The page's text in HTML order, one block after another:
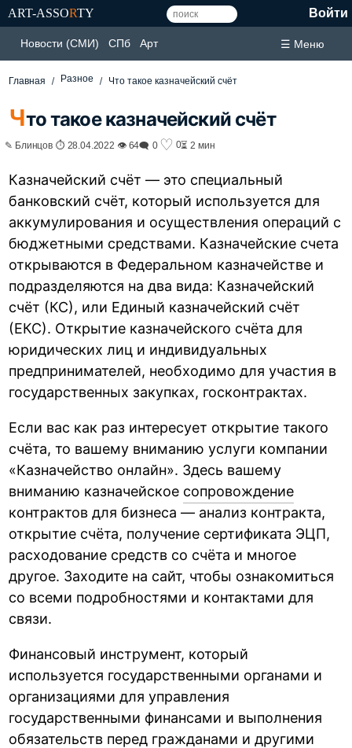
ART-ASSORTY Войти
Новости (СМИ) СПб Арт ☰ Меню
Главная Разное Что такое казначейский счёт
Что такое казначейский счёт
✎ Блинцов ⏱ 28.04.2022 👁 64🗨 0 ♡ 0⏳ 2 мин
Казначейский счёт — это специальный
банковский счёт, который используется для
аккумулирования и осуществления операций с
бюджетными средствами. Казначейские счета
открываются в Федеральном казначействе и
подразделяются на два вида: Казначейский
счёт (КС), или Единый казначейский счёт
(ЕКС). Открытие казначейского счёта для
юридических лиц и индивидуальных
предпринимателей, необходимо для участия в
государственных закупках, госконтрактах.
Если вас как раз интересует открытие такого
счёта, то вашему вниманию услуги компании
«Казначейство онлайн». Здесь вашему
вниманию казначейское сопровождение
контрактов для бизнеса — анализ контракта,
открытие счёта, получение сертификата ЭЦП,
расходование средств со счёта и многое
другое. Заходите на сайт, чтобы ознакомиться
со всеми подробностями и контактами для
связи.
Финансовый инструмент, который
используется государственными органами и
организациями для управления
государственными финансами и выполнения
обязательств перед гражданами и другими